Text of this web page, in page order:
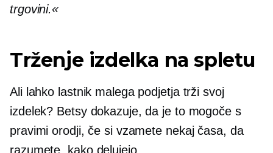
trgovini.«
Trženje izdelka na spletu
Ali lahko lastnik malega podjetja trži svoj
izdelek? Betsy dokazuje, da je to mogoče s
pravimi orodji, če si vzamete nekaj časa, da
razumete, kako delujejo.